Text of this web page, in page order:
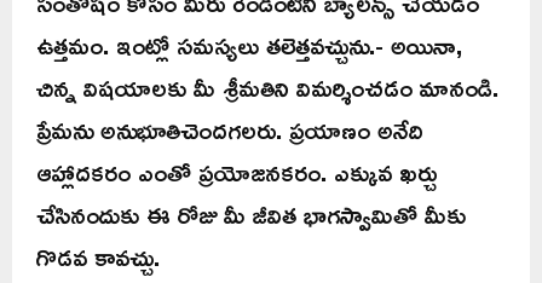
ఉత్తమం. ఇంట్లో సమస్యలు తలెత్తవచ్చును.- అయినా,
చిన్న విషయాలకు మీ శ్రీమతిని విమర్శించడం మానండి.
ప్రేమను అనుభూతిచెందగలరు. ప్రయాణం అనేది
ఆహ్లాదకరం ఎంతో ప్రయోజనకరం. ఎక్కువ ఖర్చు
చేసినందుకు ఈ రోజు మీ జీవిత భాగస్వామితో మీకు
గొడవ కావచ్చు.